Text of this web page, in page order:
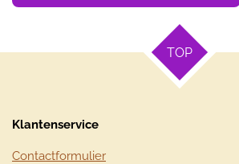
TOP
Klantenservice
Contactformulier